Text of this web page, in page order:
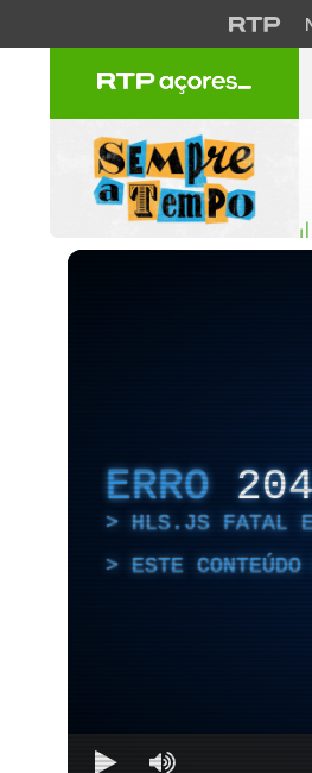
ERRO
HLS.JS FATAL
ESTE